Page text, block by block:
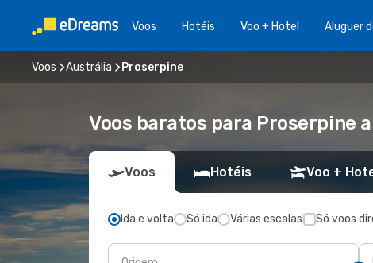
Voos Hotéis Voo + Hotel Aluguer
Voos Austrália Proserpine
Voos baratos para Proserpine
Voos Hotéis Voo +
Ida e volta Só ida Várias escalas Só voos